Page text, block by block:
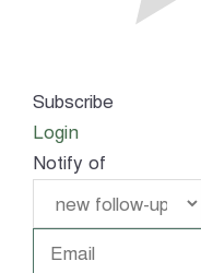
Subscribe
Login
Notify of